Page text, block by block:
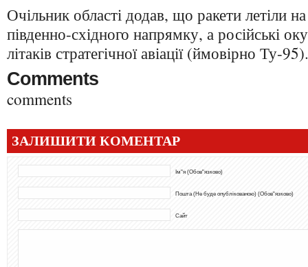
Очільник області додав, що ракети летіли
південно-східного напрямку, а російські
літаків стратегічної авіації (ймовірно Ту-95).
Comments
comments
ЗАЛИШИТИ КОМЕНТАР
Ім"я (Обов"язково)
Пошта (Не буде опублікованою) (Обов"язково)
Сайт